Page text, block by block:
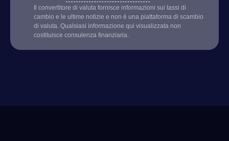
Il convertitore di valuta fornisce informazioni sui tassi di
cambio e le ultime notizie e non è una piattaforma di scambio
di valuta. Qualsiasi informazione qui visualizzata non
costituisce consulenza finanziaria.